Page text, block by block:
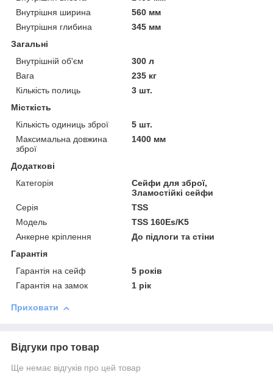
Внутрішня ширина
560 мм
Внутрішня глибина
345 мм
Загальні
Внутрішній об'єм
300 л
Вага
235 кг
Кількість полиць
3 шт.
Місткість
Кількість одиниць зброї
5 шт.
Максимальна довжина
зброї
1400 мм
Додаткові
Категорія
Сейфи для зброї,
Зламостійкі сейфи
Серія
TSS
Модель
TSS 160Es/K5
Анкерне кріплення
До підлоги та стіни
Гарантія
Гарантія на сейф
5 років
Гарантія на замок
1 рік
Приховати
Відгуки про товар
Ще немає відгуків про цей товар